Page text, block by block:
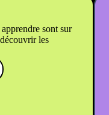
sont sur
les